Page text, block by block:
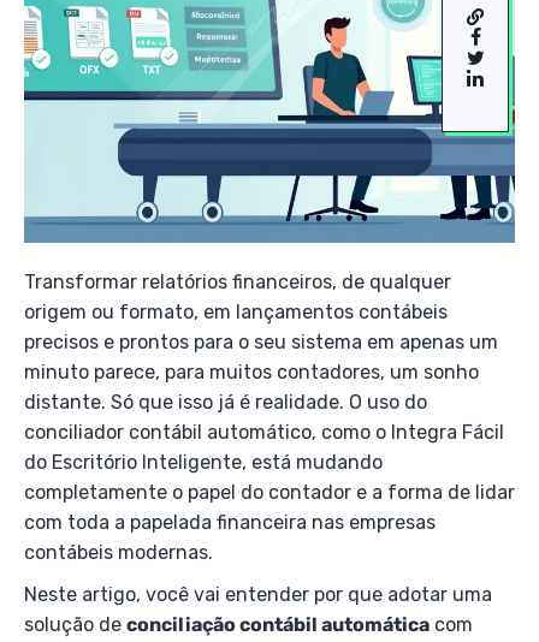
Transformar relatórios financeiros, de qualquer
origem ou formato, em lançamentos contábeis
precisos e prontos para o seu sistema em apenas um
minuto parece, para muitos contadores, um sonho
distante. Só que isso já é realidade. O uso do
conciliador contábil automático, como o Integra Fácil
do Escritório Inteligente, está mudando
completamente o papel do contador e a forma de lidar
com toda a papelada financeira nas empresas
contábeis modernas.
Neste artigo, você vai entender por que adotar uma
solução de conciliação contábil automática com